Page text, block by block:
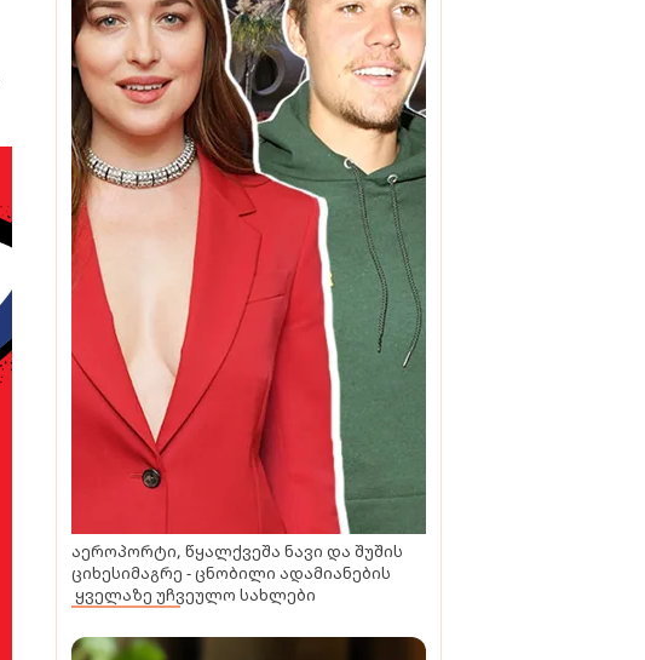
აეროპორტი, წყალქვეშა ნავი და შუშის
ციხესიმაგრე - ცნობილი ადამიანების
ყველაზე უჩვეულო სახლები